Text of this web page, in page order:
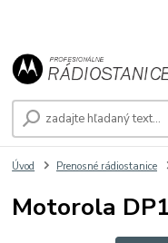
Úvod Prenosné rádiostanice
Motorola